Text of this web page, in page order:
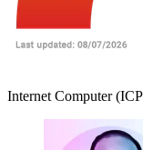
Internet Computer